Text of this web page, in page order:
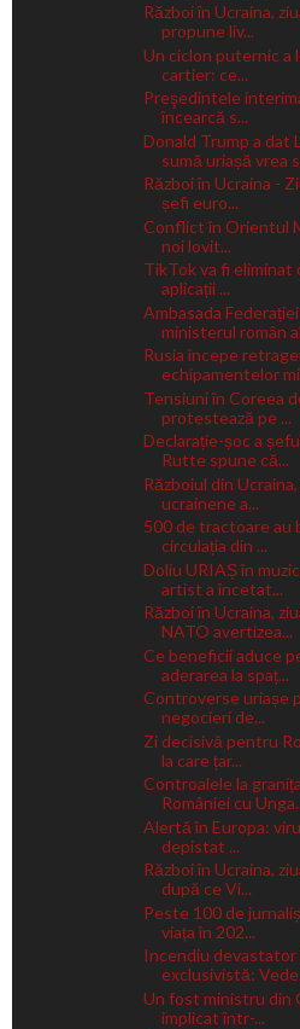
Război în Ucraina,
propune liv...
Un ciclon puternic a
cartier: ce...
Preşedintele
încearcă s...
Donald Trump a dat
sumă uriașă vrea
Război în Ucraina -
șefi euro...
Conflict în Orientul
noi lovit...
TikTok va fi eliminat
aplicații ...
Ambasada
ministerul român
Rusia începe
echipamentelor
Tensiuni în Coreea
protestează pe ...
Declarație-șoc a
Rutte spune că...
Războiul din
ucrainene a...
500 de tractoare au
circulația din ...
Doliu URIAȘ în
artist a încetat...
Război în Ucraina,
NATO avertizea...
Ce beneficii aduce
aderarea la spaț...
Controverse uriașe
negocieri de...
Zi decisivă pentru
la care țar...
Controalele la
României cu
Alertă în Europa:
depistat ...
Război în Ucraina,
după ce Vi...
Peste 100 de
viața în 202...
Incendiu
exclusivistă:
Un fost ministru din
implicat într-...